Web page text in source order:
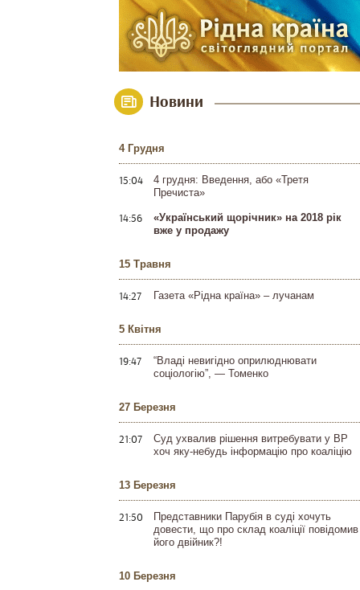
Новини
4 Грудня
15:04
4 грудня: Введення, або «Третя
Пречиста»
14:56
«Український щорічник» на 2018 рік
вже у продажу
15 Травня
14:27 Газета «Рідна країна» – лучанам
5 Квітня
19:47
“Владі невигідно оприлюднювати
соціологію”, — Томенко
27 Березня
21:07
Суд ухвалив рішення витребувати у ВР
хоч яку-небудь інформацію про коаліцію
13 Березня
21:50
Представники Парубія в суді хочуть
довести, що про склад коаліції повідомив
його двійник?!
10 Березня